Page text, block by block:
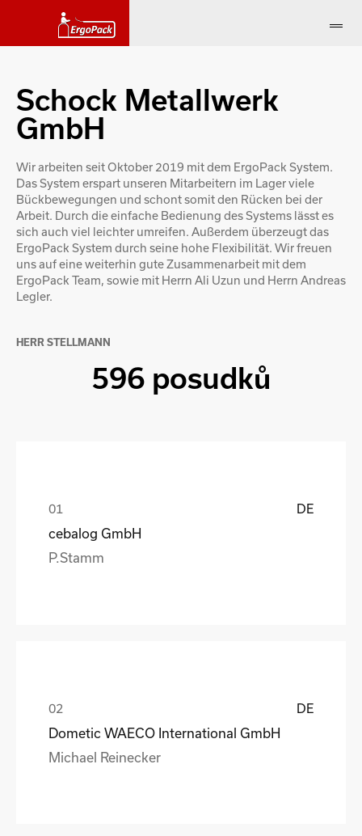
Schock Metallwerk
GmbH
Wir arbeiten seit Oktober 2019 mit dem ErgoPack System.
Das System erspart unseren Mitarbeitern im Lager viele
Bückbewegungen und schont somit den Rücken bei der
Arbeit. Durch die einfache Bedienung des Systems lässt es
sich auch viel leichter umreifen. Außerdem überzeugt das
ErgoPack System durch seine hohe Flexibilität. Wir freuen
uns auf eine weiterhin gute Zusammenarbeit mit dem
ErgoPack Team, sowie mit Herrn Ali Uzun und Herrn Andreas
Legler.
HERR STELLMANN
596 posudků
DE
cebalog GmbH
P.Stamm
DE
Dometic WAECO International GmbH
Michael Reinecker